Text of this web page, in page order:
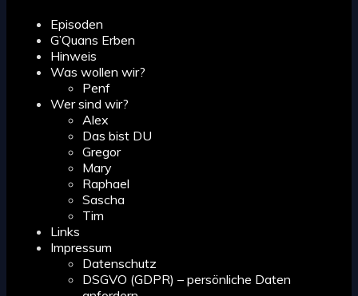
Episoden
G’Quans Erben
Hinweis
Was wollen wir?
Penf
Wer sind wir?
Alex
Das bist DU
Gregor
Mary
Raphael
Sascha
Tim
Links
Impressum
Datenschutz
DSGVO (GDPR) – persönliche Daten